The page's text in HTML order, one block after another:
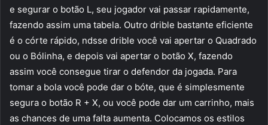
e segurar o botão L, seu jogador vai passar rapidamente,
fazendo assim uma tabela. Outro drible bastante eficiente
é o córte rápido, ndsse drible você vai apertar o Quadrado
ou o Bólinha, e depois vai apertar o botão X, fazendo
assim você consegue tirar o defendor da jogada. Para
tomar a bola você pode dar o bóte, que é simplesmente
segura o botão R + X, ou você pode dar um carrinho, mais
as chances de uma falta aumenta. Colocamos os estilos